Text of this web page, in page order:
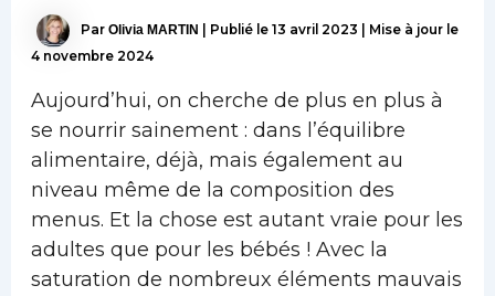
Par Olivia MARTIN Publié le 13 avril 2023
Mise à jour le
4 novembre 2024
Aujourd’hui, on cherche de plus en plus à
se nourrir sainement : dans l’équilibre
alimentaire, déjà, mais également au
niveau même de la composition des
menus. Et la chose est autant vraie pour les
adultes que pour les bébés ! Avec la
saturation de nombreux éléments mauvais